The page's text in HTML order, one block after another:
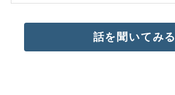
話を聞いてみる